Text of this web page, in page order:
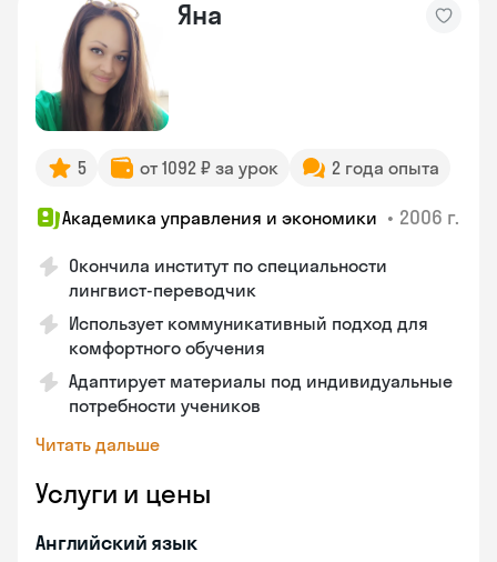
Яна
5 от 1092 ₽ за урок 2 года опыта
Академика управления и экономики • 2006 г.
Окончила институт по специальности
лингвист-переводчик
Использует коммуникативный подход для
комфортного обучения
Адаптирует материалы под индивидуальные
потребности учеников
Читать дальше
Услуги и цены
Английский язык